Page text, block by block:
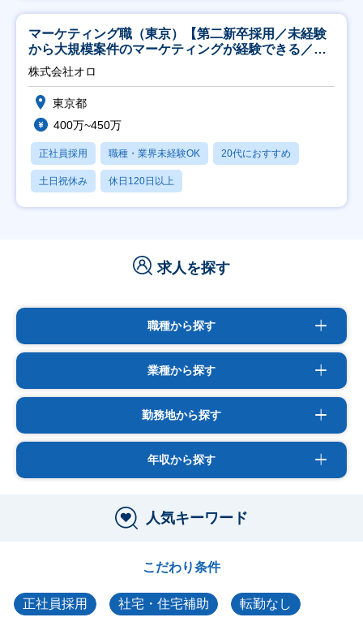
マーケティング職（東京）【第二新卒採用／未経験
から大規模案件のマーケティングが経験できる／研
修充実】
株式会社オロ
東京都
400万~450万
正社員採用 職種・業界未経験OK 20代におすすめ
土日祝休み 休日120日以上
求人を探す
職種から探す
業種から探す
勤務地から探す
年収から探す
人気キーワード
こだわり条件
正社員採用 社宅・住宅補助 転勤なし